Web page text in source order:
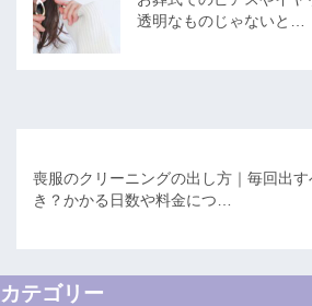
透明なものじゃないと…
喪服のクリーニングの出し方｜毎回出す
き？かかる日数や料金につ…
カテゴリー